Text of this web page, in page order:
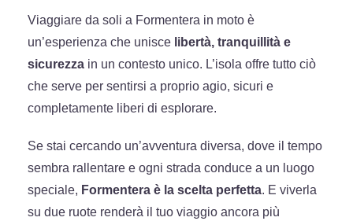
Viaggiare da soli a Formentera in moto è
un’esperienza che unisce libertà, tranquillità e
sicurezza in un contesto unico. L’isola offre tutto ciò
che serve per sentirsi a proprio agio, sicuri e
completamente liberi di esplorare.
Se stai cercando un’avventura diversa, dove il tempo
sembra rallentare e ogni strada conduce a un luogo
speciale, Formentera è la scelta perfetta. E viverla
su due ruote renderà il tuo viaggio ancora più